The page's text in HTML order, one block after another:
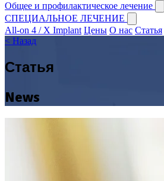
Общее и профилактическое лечение
СПЕЦИАЛЬНОЕ ЛЕЧЕНИЕ
All-on 4 / X Implant Цены О нас Статья
< Назад
Статья
News